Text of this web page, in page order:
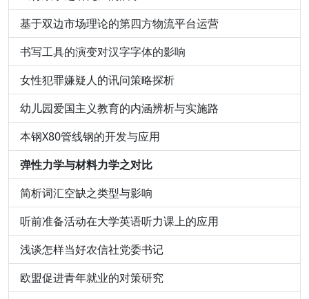
基于双边市场理论的第四方物流平台运营
书写工具的演变对汉字字体的影响
女性犯罪嫌疑人的讯问策略探析
幼儿园爱国主义教育的内涵辨析与实施路
本钢X80管线钢的开发与应用
弹性力学与材料力学之对比
简析词汇空缺之类型与影响
听前准备活动在大学英语听力课上的应用
浅谈怎样当好农信社党委书记
欧盟促进青年就业的对策研究